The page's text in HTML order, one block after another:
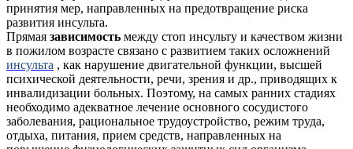
принятия мер, направленных на предотвращение риска
развития инсульта.
Прямая зависимость между стоп инсульту и качеством жизни
в пожилом возрасте связано с развитием таких осложнений
инсульта , как нарушение двигательной функции, высшей
психической деятельности, речи, зрения и др., приводящих к
инвалидизации больных. Поэтому, на самых ранних стадиях
необходимо адекватное лечение основного сосудистого
заболевания, рациональное трудоустройство, режим труда,
отдыха, питания, прием средств, направленных на